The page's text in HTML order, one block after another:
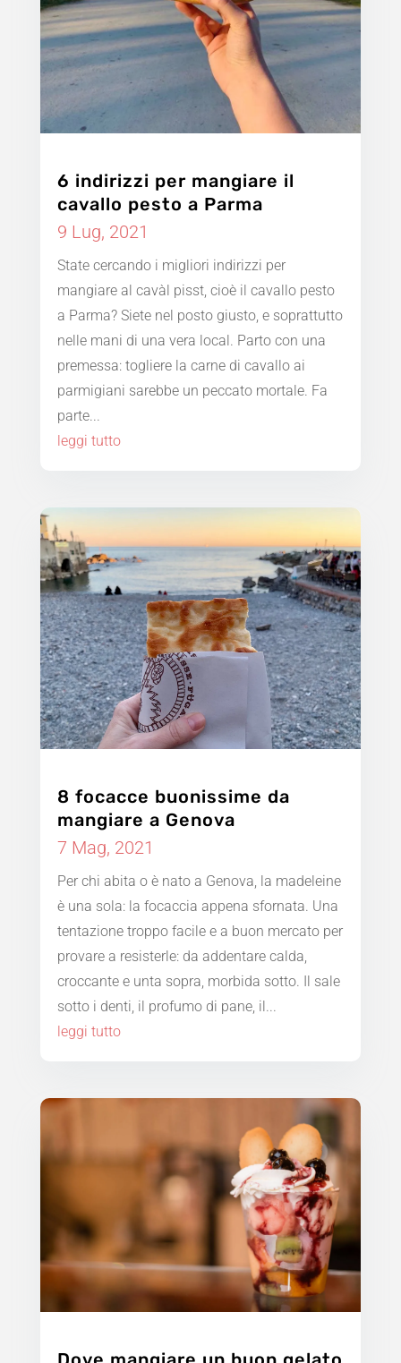
6 indirizzi per mangiare il
cavallo pesto a Parma
9 Lug, 2021
State cercando i migliori indirizzi per
mangiare al cavàl pisst, cioè il cavallo pesto
a Parma? Siete nel posto giusto, e soprattutto
nelle mani di una vera local. Parto con una
premessa: togliere la carne di cavallo ai
parmigiani sarebbe un peccato mortale. Fa
parte...
leggi tutto
8 focacce buonissime da
mangiare a Genova
7 Mag, 2021
Per chi abita o è nato a Genova, la madeleine
è una sola: la focaccia appena sfornata. Una
tentazione troppo facile e a buon mercato per
provare a resisterle: da addentare calda,
croccante e unta sopra, morbida sotto. Il sale
sotto i denti, il profumo di pane, il...
leggi tutto